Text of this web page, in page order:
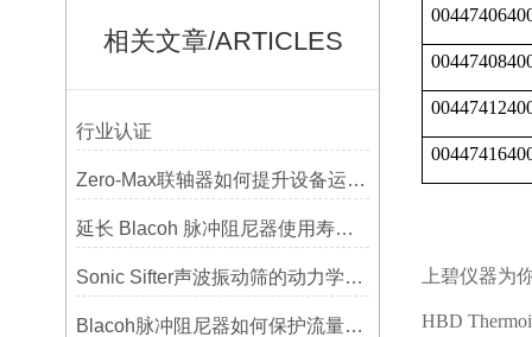
相关文章/ARTICLES
行业认证
Zero-Max联轴器如何提升设备运行精度？
延长 Blacoh 脉冲阻尼器使用寿命的维护技巧大公开
Sonic Sifter声波振动筛的动力学模拟与性能分析
Blacoh脉冲阻尼器如何保护流量计、压力开关和管路附件？
上碧仪器为
HBD